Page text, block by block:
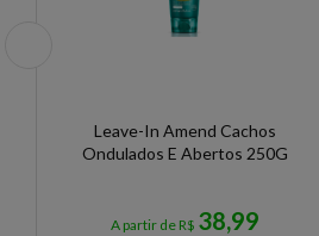
Leave-In Amend Cachos
Ondulados E Abertos 250G
A partir de R$ 38,99